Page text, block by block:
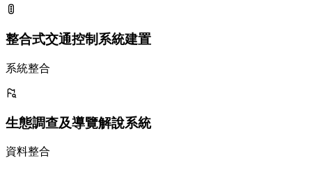
整合式交通控制系統建置
系統整合
生態調查及導覽解說系統
資料整合